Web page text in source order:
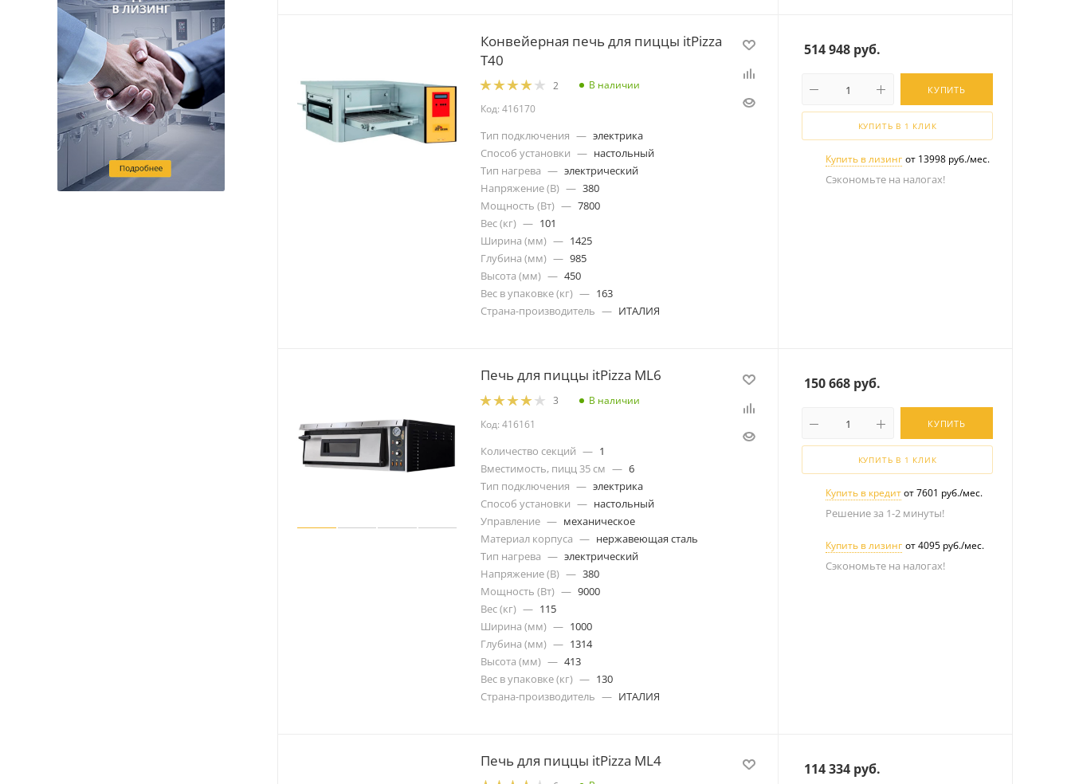
Конвейерная печь для пиццы itPizza
T40
2
В наличии
Код: 416170
Тип подключения — электрика
Способ установки — настольный
Тип нагрева — электрический
Напряжение (В) — 380
Мощность (Вт) — 7800
Вес (кг) — 101
Ширина (мм) — 1425
Глубина (мм) — 985
Высота (мм) — 450
Вес в упаковке (кг) — 163
Страна-производитель — ИТАЛИЯ
514 948 руб.
КУПИТЬ
КУПИТЬ В 1 КЛИК
Купить в лизинг от 13998 руб./мес.
Сэкономьте на налогах!
Печь для пиццы itPizza ML6
3
В наличии
Код: 416161
Количество секций — 1
Вместимость, пицц 35 см — 6
Тип подключения — электрика
Способ установки — настольный
Управление — механическое
Материал корпуса — нержавеющая сталь
Тип нагрева — электрический
Напряжение (В) — 380
Мощность (Вт) — 9000
Вес (кг) — 115
Ширина (мм) — 1000
Глубина (мм) — 1314
Высота (мм) — 413
Вес в упаковке (кг) — 130
Страна-производитель — ИТАЛИЯ
150 668 руб.
КУПИТЬ
КУПИТЬ В 1 КЛИК
Купить в кредитот 7601 руб./мес.
Решение за 1-2 минуты!
Купить в лизинг от 4095 руб./мес.
Сэкономьте на налогах!
Печь для пиццы itPizza ML4 114 334 руб.